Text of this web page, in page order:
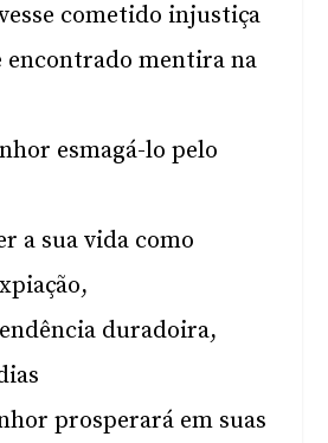
cometido injustiça
encontrado mentira na
esmagá-lo pelo
a sua vida como
duradoira,
prosperará em suas